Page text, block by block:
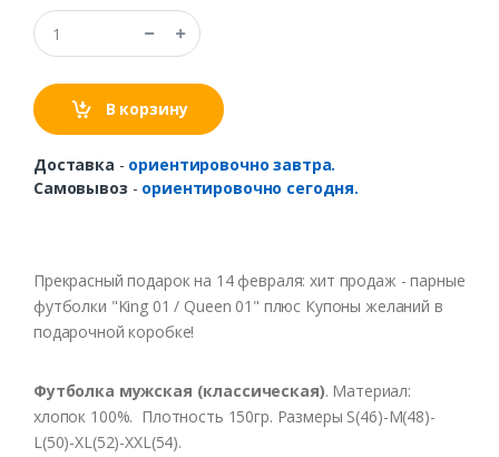
В корзину
Доставка - ориентировочно завтра.
Самовывоз - ориентировочно сегодня.
Прекрасный подарок на 14 февраля: хит продаж - парные
футболки "King 01 / Queen 01" плюс Купоны желаний в
подарочной коробке!
Футболка мужская (классическая). Материал:
хлопок 100%. Плотность 150гр. Размеры S(46)-M(48)-
L(50)-XL(52)-XXL(54).